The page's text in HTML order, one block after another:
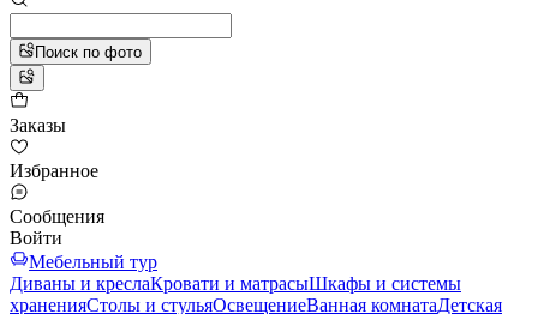
Поиск по фото
Заказы
Избранное
Сообщения
Войти
Мебельный тур
Диваны и креслаКровати и матрасыШкафы и системы
храненияСтолы и стульяОсвещениеВанная комнатаДетская